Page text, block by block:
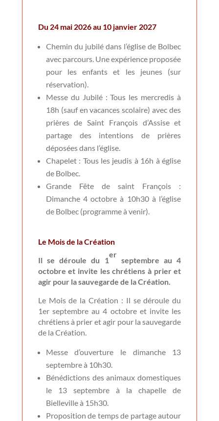
Du 24 mai 2026 au 10 janvier 2027
Chemin du jubilé dans l’église de Bolbec
avec parcours. Une expérience proposée
pour les enfants et les jeunes (sur
réservation).
Messe du Jubilé : Tous les mercredis à
18h (sauf en vacances scolaire) avec des
prières de Saint François d’Assise et
partage des intentions de prières
déposées dans l’église.
Chapelet : Tous les jeudis à 16h à église
de Bolbec.
Grande Fête de saint François :
Dimanche 4 octobre à 10h30 à l’église
de Bolbec (programme à venir).
Le Mois de la Création
Il se déroule du 1
er
septembre au 4
octobre et invite les chrétiens à prier et
agir pour la sauvegarde de la Création.
Le Mois de la Création : Il se déroule du
1er septembre au 4 octobre et invite les
chrétiens à prier et agir pour la sauvegarde
de la Création.
Messe d’ouverture le dimanche 13
septembre à 10h30.
Bénédictions des animaux domestiques
le 13 septembre à la chapelle de
Bielleville à 15h30.
Proposition de temps de partage autour